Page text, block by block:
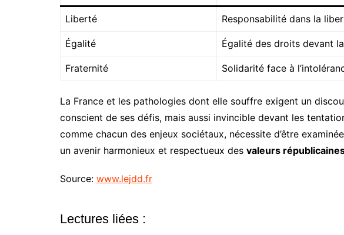
Liberté Responsabilité dans la
Égalité Égalité des droits devant
Fraternité Solidarité face à
La France et les pathologies dont elle souffre exigent un
conscient de ses défis, mais aussi invincible devant les
comme chacun des enjeux sociétaux, nécessite d’être
un avenir harmonieux et respectueux des valeurs
Source: www.lejdd.fr
Lectures liées :